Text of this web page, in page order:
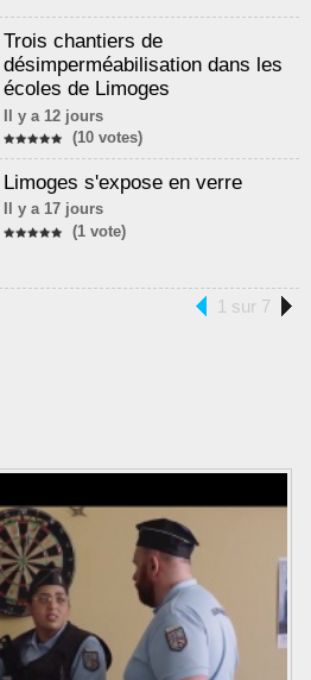
Trois chantiers de
désimperméabilisation dans les
écoles de Limoges
Il y a 12 jours
(10 votes)
Limoges s'expose en verre
Il y a 17 jours
(1 vote)
1 sur 7